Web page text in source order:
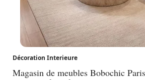
Décoration Interieure
Magasin de meubles Bobochic